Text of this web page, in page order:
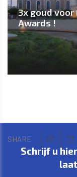
SHARE
3x goud voor
Awards !
Schrijf u